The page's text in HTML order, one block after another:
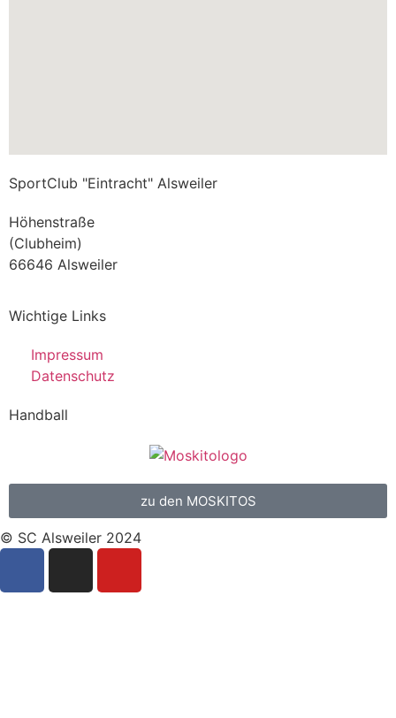
SportClub "Eintracht" Alsweiler
Höhenstraße
(Clubheim)
66646 Alsweiler
Wichtige Links
Impressum
Datenschutz
Handball
zu den MOSKITOS
© SC Alsweiler 2024